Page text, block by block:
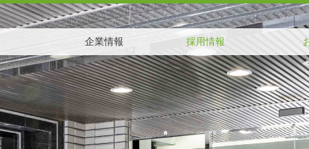
企業情報 採用情報